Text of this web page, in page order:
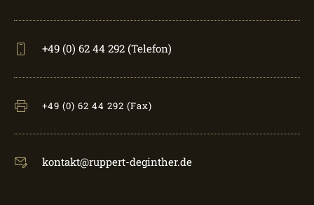
+49 (0) 62 44 292 (Telefon)
+49 (0) 62 44 292 (Fax)
kontakt@ruppert-deginther.de